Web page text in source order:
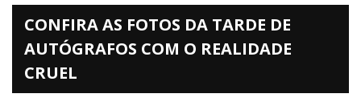
CONFIRA AS FOTOS DA TARDE DE
AUTÓGRAFOS COM O REALIDADE
CRUEL